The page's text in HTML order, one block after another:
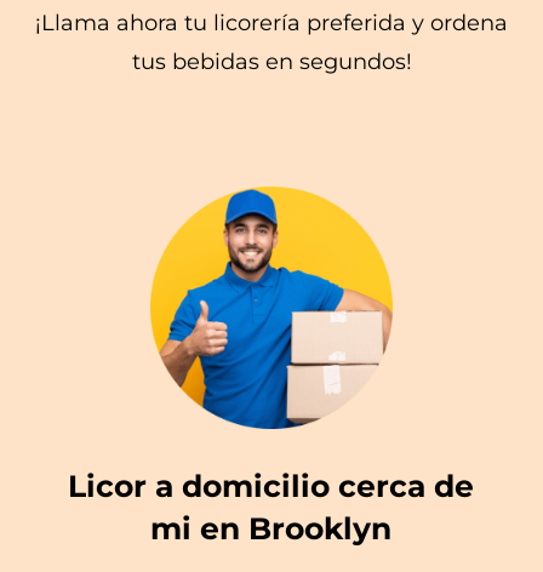
¡Llama ahora tu licorería preferida y ordena
tus bebidas en segundos!
Licor a domicilio cerca de
mi en Brooklyn